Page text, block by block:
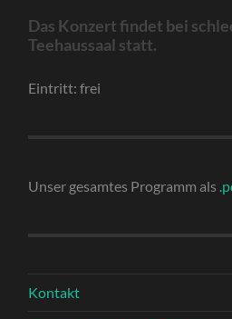
Das Konzert findet bei
Teehaussaal statt.
Eintritt: frei
Unser gesamtes Programm als
Kontakt